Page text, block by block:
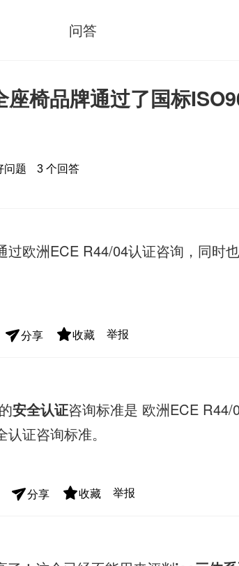
问答
椅品牌通过了国标
问题 3 个回答
过欧洲ECE R44/04认证咨询，同时
分享 收藏 举报
安全认证咨询标准是 欧洲ECE R44/
证咨询标准。
分享 收藏 举报